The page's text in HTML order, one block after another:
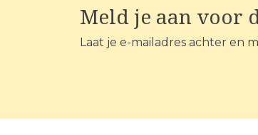
Meld je aan voor
Laat je e-mailadres achter en